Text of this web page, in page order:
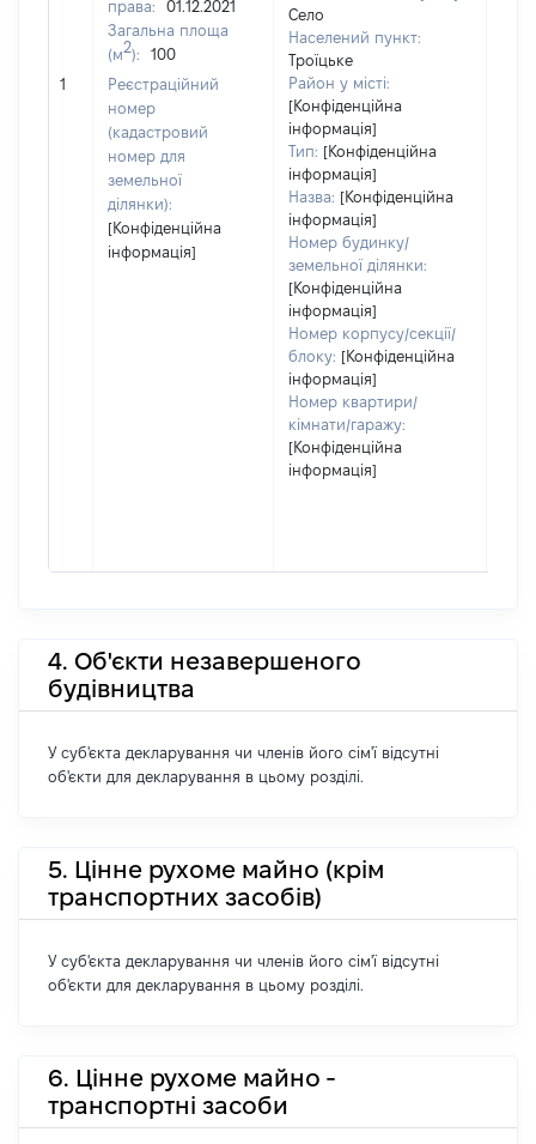
1
права:
01.12.2021
Загальна площа
(м2):
100
Реєстраційний
номер
(кадастровий
номер для
земельної
ділянки):
[Конфіденційна
інформація]
Село
Населений пункт:
Троїцьке
Район у місті:
[Конфіденційна
інформація]
Тип: [Конфіденційна
інформація]
Назва: [Конфіденційна
інформація]
Номер будинку/
земельної ділянки:
[Конфіденційна
інформація]
Номер корпусу/секції/
блоку: [Конфіденційна
інформація]
Номер квартири/
кімнати/гаражу:
[Конфіденційна
інформація]
4. Об'єкти незавершеного
будівництва
У суб'єкта декларування чи членів його сім'ї відсутні
об'єкти для декларування в цьому розділі.
5. Цінне рухоме майно (крім
транспортних засобів)
У суб'єкта декларування чи членів його сім'ї відсутні
об'єкти для декларування в цьому розділі.
6. Цінне рухоме майно -
транспортні засоби